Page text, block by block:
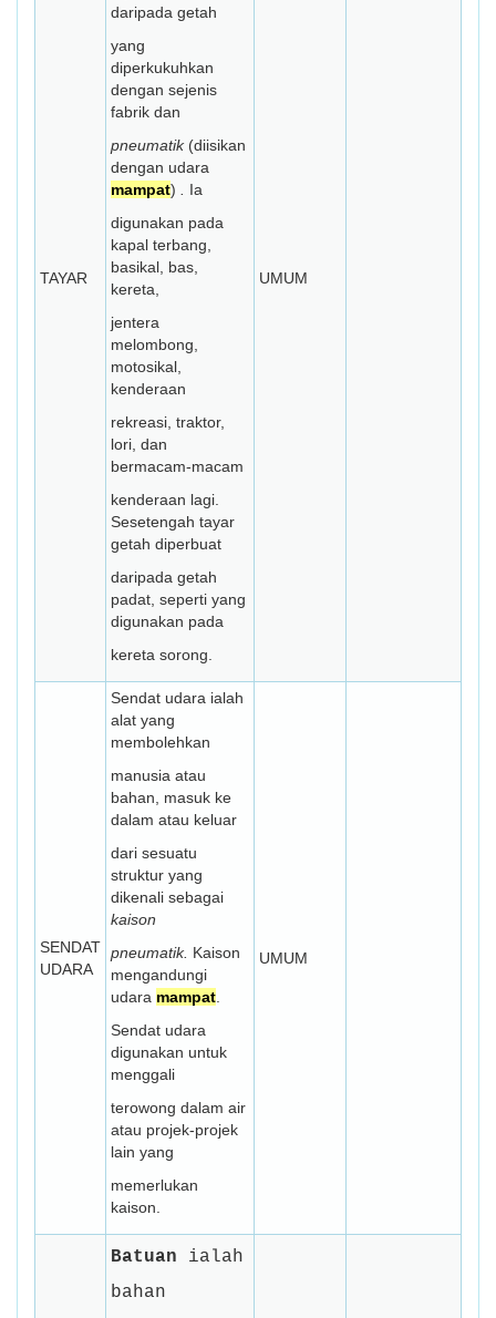
TAYAR
daripada getah
yang
diperkukuhkan
dengan sejenis
fabrik dan
pneumatik (diisikan
dengan udara
mampat)
Ia
digunakan pada
kapal terbang,
basikal, bas,
kereta,
jentera
melombong,
motosikal,
kenderaan
rekreasi, traktor,
lori, dan
bermacam-macam
kenderaan lagi.
Sesetengah tayar
getah diperbuat
daripada getah
padat, seperti yang
digunakan pada
kereta sorong.
UMUM
SENDAT
UDARA
Sendat udara ialah
alat yang
membolehkan
manusia atau
bahan, masuk ke
dalam atau keluar
dari sesuatu
struktur yang
dikenali sebagai
kaison
pneumatik. Kaison
mengandungi
udara mampat
Sendat udara
digunakan untuk
menggali
terowong dalam air
atau projek-projek
lain yang
memerlukan
kaison.
UMUM
Batuan ialah
bahan